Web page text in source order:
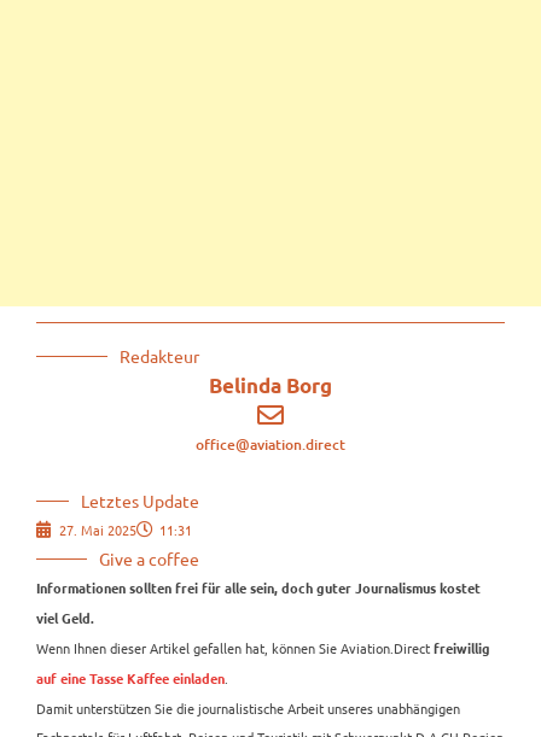
Redakteur
Belinda Borg
office@aviation.direct
Letztes Update
27. Mai 2025 11:31
Give a coffee
Informationen sollten frei für alle sein, doch guter Journalismus kostet
viel Geld.
Wenn Ihnen dieser Artikel gefallen hat, können Sie Aviation.Direct freiwillig
auf eine Tasse Kaffee einladen
Damit unterstützen Sie die journalistische Arbeit unseres unabhängigen